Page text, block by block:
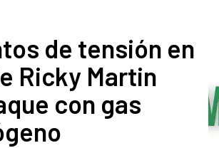
de tensión en
Ricky Martin
con gas